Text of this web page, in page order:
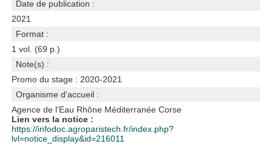
Date de publication :
2021
Format :
1 vol. (69 p.)
Note(s) :
Promo du stage : 2020-2021
Organisme d'accueil :
Agence de l’Eau Rhône Méditerranée Corse
Lien vers la notice :
https://infodoc.agroparistech.fr/index.php?
lvl=notice_display&id=216011